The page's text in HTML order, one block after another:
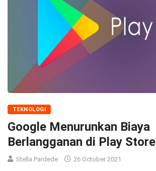
TEKNOLOGI
Google Menurunkan Biaya
Berlangganan di Play Store
Stella Pardede 26 October 2021